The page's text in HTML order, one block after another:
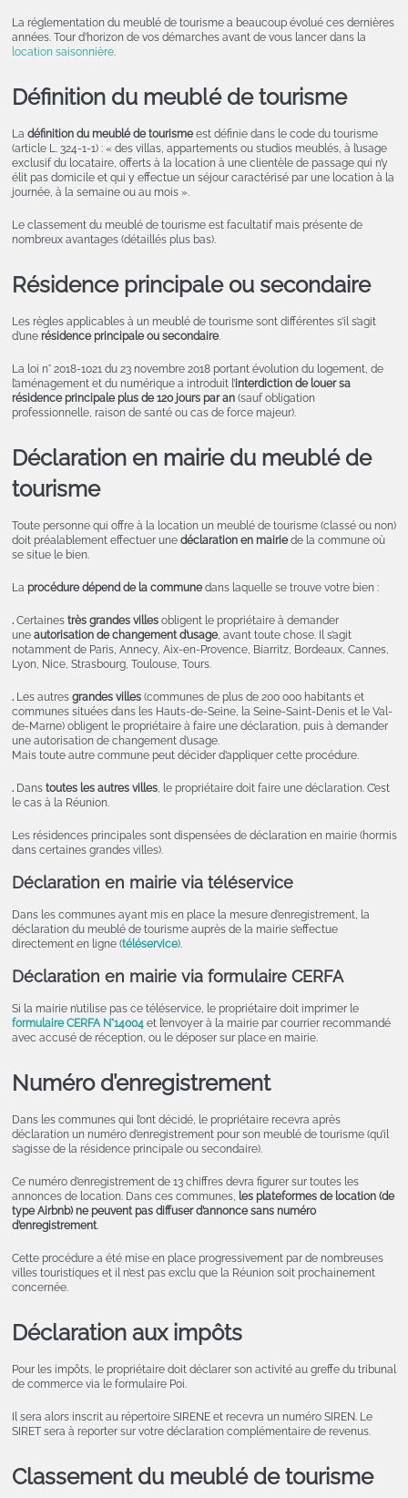
La réglementation du meublé de tourisme a beaucoup évolué ces dernières
années. Tour d’horizon de vos démarches avant de vous lancer dans la
location saisonnière.
Définition du meublé de tourisme
La définition du meublé de tourismeest définie dans le code du tourisme
(article L. 324-1-1) : « des villas, appartements ou studios meublés, à l’usage
exclusif du locataire, offerts à la location à une clientèle de passage qui n’y
élit pas domicile et qui y effectue un séjour caractérisé par une location à la
journée, à la semaine ou au mois ».
Le classement du meublé de tourisme est facultatif mais présente de
nombreux avantages (détaillés plus bas).
Résidence principale ou secondaire
Les règles applicables à un meublé de tourisme sont différentes s’il s’agit
d’une résidence principale ou secondaire.
La loi n° 2018-1021 du 23 novembre 2018 portant évolution du logement, de
l’aménagement et du numérique a introduit l’interdiction de louer sa
résidence principale plus de 120 jours par an (sauf obligation
professionnelle, raison de santé ou cas de force majeur).
Déclaration en mairie du meublé de
tourisme
Toute personne qui offre à la location un meublé de tourisme (classé ou non)
doit préalablement effectuer une déclaration en mairiede la commune où
se situe le bien.
La procédure dépend de la communedans laquelle se trouve votre bien :
.Certaines très grandes villesobligent le propriétaire à demander
une autorisation de changement d’usage, avant toute chose. Il s’agit
notamment de Paris, Annecy, Aix-en-Provence, Biarritz, Bordeaux, Cannes,
Lyon, Nice, Strasbourg, Toulouse, Tours.
.Les autres grandes villes(communes de plus de 200 000 habitants et
communes situées dans les Hauts-de-Seine, la Seine-Saint-Denis et le Val-
de-Marne) obligent le propriétaire à faire une déclaration, puis à demander
une autorisation de changement d’usage.
Mais toute autre commune peut décider d’appliquer cette procédure.
.Dans toutes les autres villes, le propriétaire doit faire une déclaration. C’est
le cas à la Réunion.
Les résidences principales sont dispensées de déclaration en mairie (hormis
dans certaines grandes villes).
Déclaration en mairie via téléservice
Dans les communes ayant mis en place la mesure d’enregistrement, la
déclaration du meublé de tourisme auprès de la mairie s’effectue
directement en ligne (téléservice).
Déclaration en mairie via formulaire CERFA
Si la mairie n’utilise pas ce téléservice, le propriétaire doit imprimer le
formulaire CERFA N°14004et l’envoyer à la mairie par courrier recommandé
avec accusé de réception, ou le déposer sur place en mairie.
Numéro d’enregistrement
Dans les communes qui l’ont décidé, le propriétaire recevra après
déclaration un numéro d’enregistrement pour son meublé de tourisme (qu’il
s’agisse de la résidence principale ou secondaire).
Ce numéro d’enregistrement de 13 chiffres devra figurer sur toutes les
annonces de location. Dans ces communes, les plateformes de location (de
type Airbnb) ne peuvent pas diffuser d’annonce sans numéro
d’enregistrement.
Cette procédure a été mise en place progressivement par de nombreuses
villes touristiques et il n’est pas exclu que la Réunion soit prochainement
concernée.
Déclaration aux impôts
Pour les impôts, le propriétaire doit déclarer son activité au greffe du tribunal
de commerce via le formulaire P0i.
Il sera alors inscrit au répertoire SIRENE et recevra un numéro SIREN. Le
SIRET sera à reporter sur votre déclaration complémentaire de revenus.
Classement du meublé de tourisme